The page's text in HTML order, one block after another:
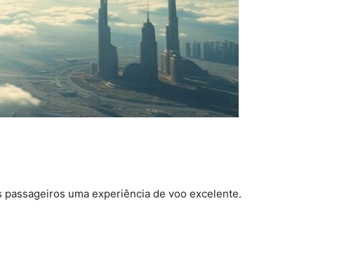
uma experiência de voo excelente.